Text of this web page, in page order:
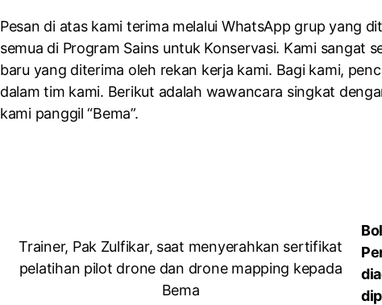
Pesan di atas kami terima melalui WhatsApp grup yang
semua di Program Sains untuk Konservasi. Kami sangat
baru yang diterima oleh rekan kerja kami. Bagi kami,
dalam tim kami. Berikut adalah wawancara singkat
kami panggil “Bema”.
Trainer, Pak Zulfikar, saat menyerahkan sertifikat
pelatihan pilot drone dan drone mapping kepada
Bema